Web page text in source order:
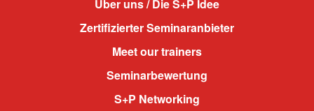
Über uns / Die S+P Idee
Zertifizierter Seminaranbieter
Meet our trainers
Seminarbewertung
S+P Networking